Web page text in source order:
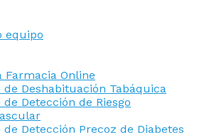
equipo
Farmacia Online
de Deshabituación Tabáquica
de Detección de Riesgo
de Detección Precoz de Diabetes